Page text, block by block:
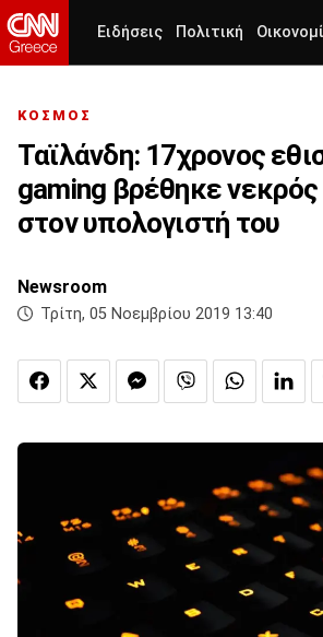
Ειδήσεις Πολιτική
ΚΟΣΜΟΣ
Ταϊλάνδη: 17χρονος
gaming βρέθηκε
στον υπολογιστή του
Newsroom
Τρίτη, 05 Νοεμβρίου 2019 13:40